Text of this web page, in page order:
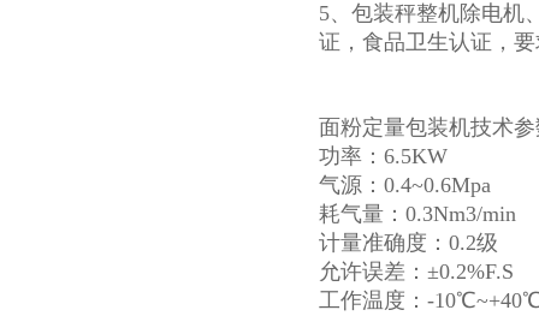
5、包装秤整机除电机
证，食品卫生认证，
面粉定量包装机技术
功率：6.5KW
气源：0.4~0.6Mpa
耗气量：0.3Nm3/min
计量准确度：0.2级
允许误差：±0.2%F.S
工作温度：-